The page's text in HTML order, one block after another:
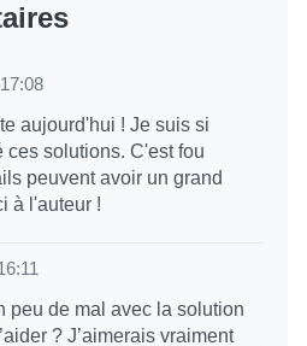
aujourd'hui ! Je suis si
ces solutions. C'est fou
peuvent avoir un grand
à l'auteur !
peu de mal avec la solution
? J’aimerais vraiment